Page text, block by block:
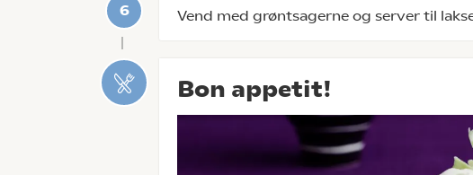
Vend med grøntsagerne og server til
Bon appetit!